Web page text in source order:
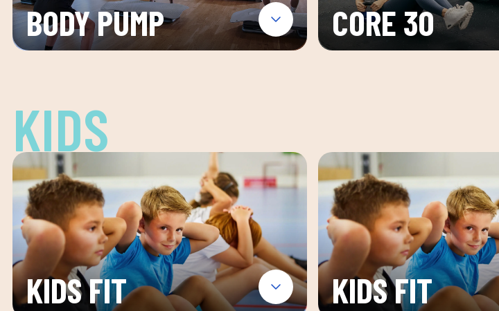
BODY PUMP CORE 30
KIDS
KIDS FIT KIDS FIT